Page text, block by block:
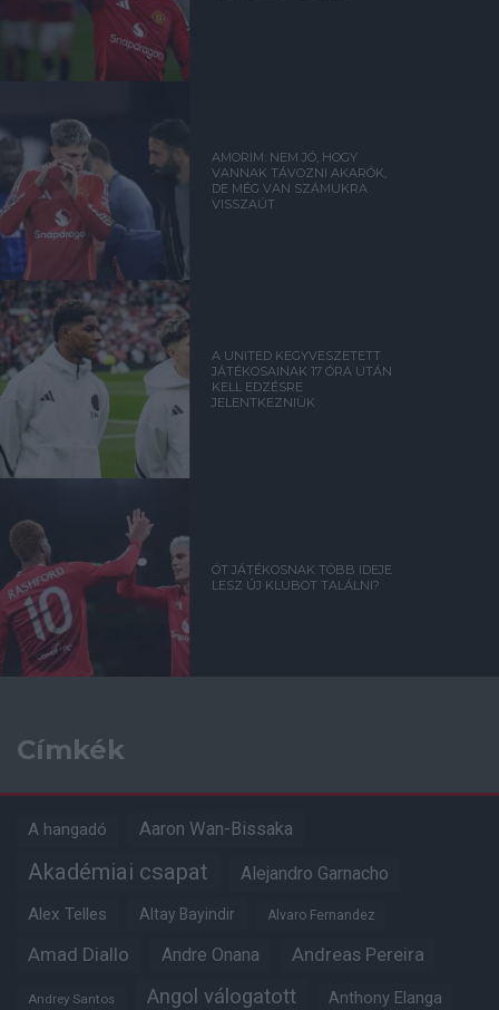
AMORIM: NEM JÓ, HOGY
VANNAK TÁVOZNI AKARÓK,
DE MÉG VAN SZÁMUKRA
VISSZAÚT
A UNITED KEGYVESZETETT
JÁTÉKOSAINAK 17 ÓRA UTÁN
KELL EDZÉSRE
JELENTKEZNIÜK
ÖT JÁTÉKOSNAK TÖBB IDEJE
LESZ ÚJ KLUBOT TALÁLNI?
Címkék
A hangadó Aaron Wan-Bissaka
Akadémiai csapat Alejandro Garnacho
Alex Telles Altay Bayindir Alvaro Fernandez
Amad Diallo Andre Onana Andreas Pereira
Andrey Santos Angol válogatott Anthony Elanga